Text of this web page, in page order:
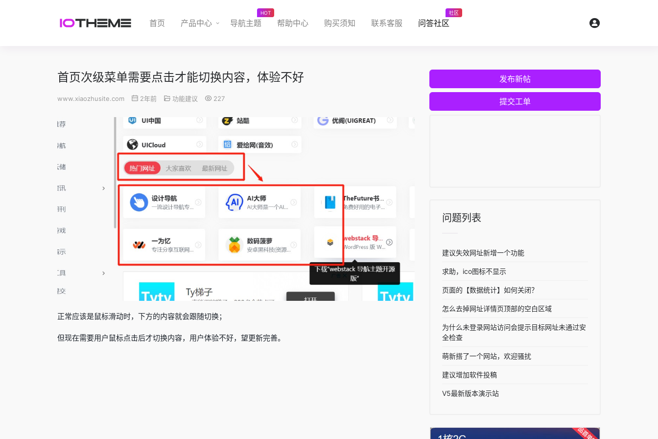
首页 产品中心 导航主题
HOT
帮助中心 购买须知 联系客服 问答社区
社区
首页次级菜单需要点击才能切换内容，体验不好
www.xiaozhusite.com 2年前 功能建议 227
正常应该是鼠标滑动时，下方的内容就会跟随切换；
但现在需要用户鼠标点击后才切换内容，用户体验不好，望更新完善。
发布新帖
提交工单
问题列表
建议失效网址新增一个功能
求助，ico图标不显示
页面的【数据统计】如何关闭？
怎么去掉网址详情页顶部的空白区域
为什么未登录网站访问会提示目标网址未通过安
全检查
萌新搭了一个网站，欢迎骚扰
建议增加软件投稿
V5最新版本演示站